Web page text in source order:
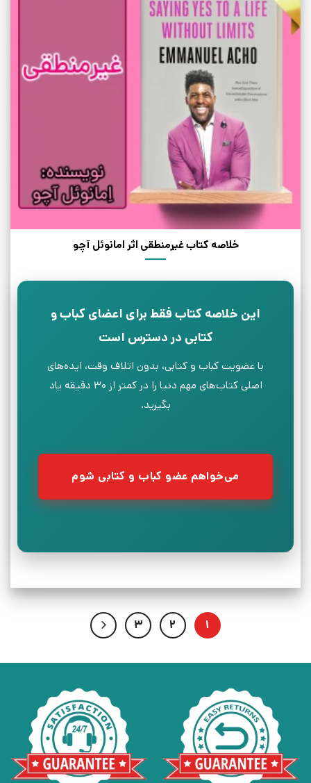
خلاصه کتاب غیرمنطقی اثر امانوئل آچو
این خلاصه کتاب فقط برای اعضای کباب و
کتابی در دسترس است
با عضویت کباب و کتابی، بدون اتلاف وقت، ایده‌های
اصلی کتاب‌های مهم دنیا را در کمتر از ۳۰ دقیقه یاد
بگیرید.
می‌خواهم عضو کباب و کتابی شوم
1
2
3